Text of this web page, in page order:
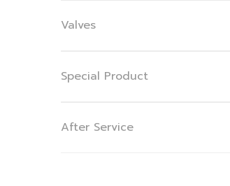
Valves
Special Product
After Service